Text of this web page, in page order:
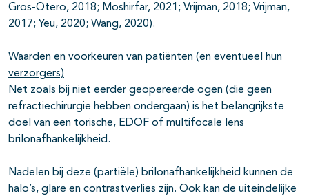
Gros-Otero, 2018; Moshirfar, 2021; Vrijman, 2018; Vrijman,
2017; Yeu, 2020; Wang, 2020).
Waarden en voorkeuren van patiënten (en eventueel hun
verzorgers)
Net zoals bij niet eerder geopereerde ogen (die geen
refractiechirurgie hebben ondergaan) is het belangrijkste
doel van een torische, EDOF of multifocale lens
brilonafhankelijkheid.
Nadelen bij deze (partiële) brilonafhankelijkheid kunnen de
halo’s, glare en contrastverlies zijn. Ook kan de uiteindelijke